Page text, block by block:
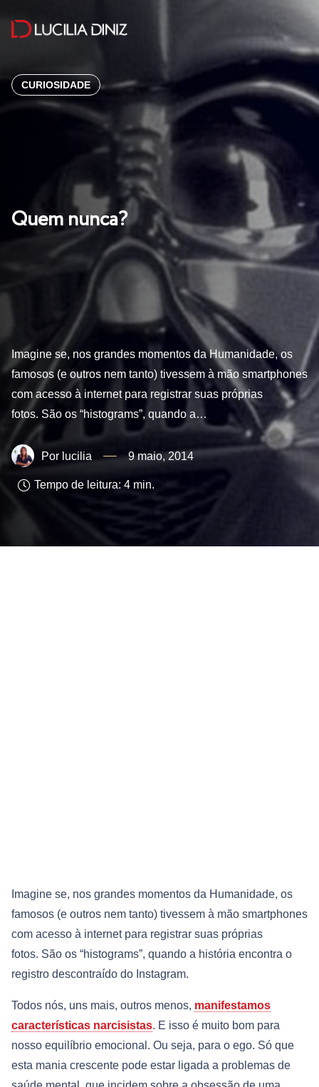
CURIOSIDADE
Quem nunca?
Imagine se, nos grandes momentos da Humanidade, os
famosos (e outros nem tanto) tivessem à mão smartphones
com acesso à internet para registrar suas próprias
fotos. São os “histograms”, quando a…
lucilia 9 maio, 2014
Tempo de leitura: 4 min.
Imagine se, nos grandes momentos da Humanidade, os
famosos (e outros nem tanto) tivessem à mão smartphones
com acesso à internet para registrar suas próprias
fotos. São os “histograms”, quando a história encontra o
registro descontraído do Instagram.
Todos nós, uns mais, outros menos, manifestamos
características narcisistas. E isso é muito bom para
nosso equilíbrio emocional. Ou seja, para o ego. Só que
esta mania crescente pode estar ligada a problemas de